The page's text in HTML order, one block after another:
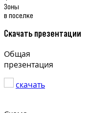
Зоны
в поселке
Скачать презентации
Общая
презентация
скачать